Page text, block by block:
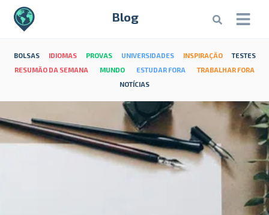
Blog
BOLSAS IDIOMAS PROVAS UNIVERSIDADES INSPIRAÇÃO
TESTES
RESUMÃO DA SEMANA
MUNDO ESTUDAR FORA
TRABALHAR FORA
NOTÍCIAS